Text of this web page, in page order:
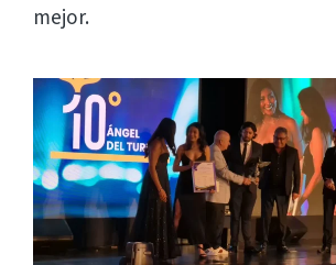
mejor.